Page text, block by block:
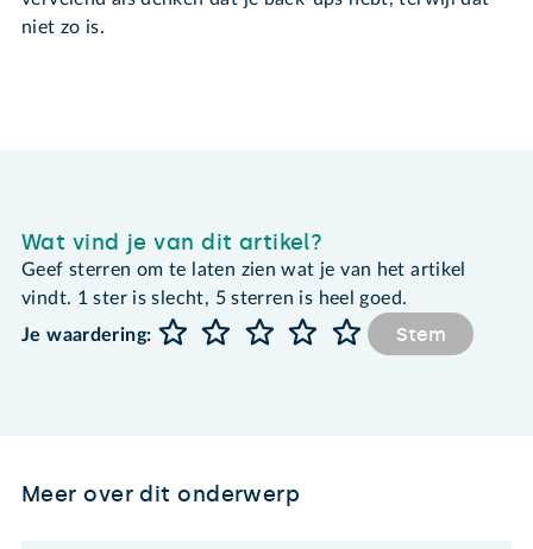
niet zo is.
Wat vind je van dit artikel?
Geef sterren om te laten zien wat je van het artikel
vindt. 1 ster is slecht, 5 sterren is heel goed.
Je waardering:
Stem
Meer over dit onderwerp